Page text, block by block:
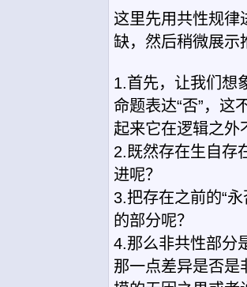
这里先用共性规律
缺，然后稍微展示
1.首先，让我们想
命题表达“否”，这
起来它在逻辑之外
2.既然存在生自存
进呢？
3.把存在之前的“
的部分呢？
4.那么非共性部分
那一点差异是否是